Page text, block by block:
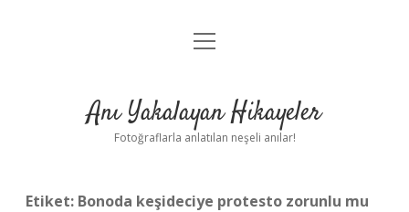
Anasayfa
Yasal Uyarı
menüyü
Anı Yakalayan Hikayeler
Fotoğraflarla anlatılan neşeli anılar!
Etiket: Bonoda keşideciye protesto zorunlu mu